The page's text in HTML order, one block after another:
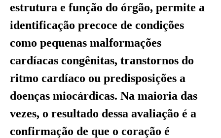
estrutura e função do órgão, permite a
identificação precoce de condições
como pequenas malformações
cardíacas congênitas, transtornos do
ritmo cardíaco ou predisposições a
doenças miocárdicas. Na maioria das
vezes, o resultado dessa avaliação é a
confirmação de que o coração é